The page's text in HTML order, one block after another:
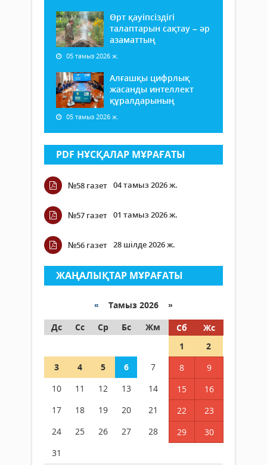
Өрт қауіпсіздігі
талаптарын сақтау – әр
азаматтың
05 тамыз 2026 ж.
Алғашқы цифрлық
жасанды интеллект
құралдарының
05 тамыз 2026 ж.
PDF НҰСҚАЛАР МҰРАҒАТЫ
№58 газет 04 тамыз 2026 ж.
№57 газет 01 тамыз 2026 ж.
№56 газет 28 шілде 2026 ж.
ЖАҢАЛЫҚТАР МҰРАҒАТЫ
« Тамыз 2026 »
Дс
Сс Ср Бс Жм Сб
Жс
1
2
3
4 5 6 7 8
9
10
11 12 13 14 15
16
17
18 19 20 21 22
23
24
25 26 27 28 29
30
31